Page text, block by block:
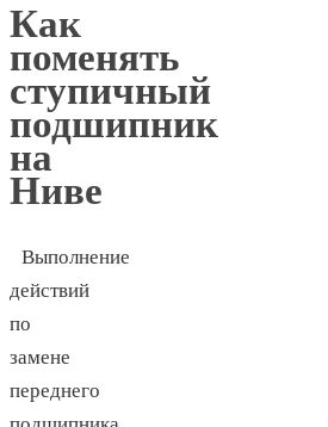
Как
поменять
ступичный
подшипник
на
Ниве
Выполнение
действий
по
замене
переднего